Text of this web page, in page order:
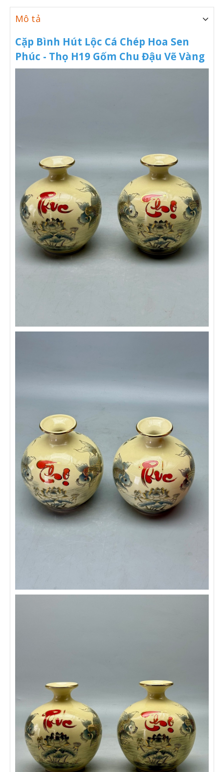
Mô tả
Cặp Bình Hút Lộc Cá Chép Hoa Sen
Phúc - Thọ H19 Gốm Chu Đậu Vẽ Vàng